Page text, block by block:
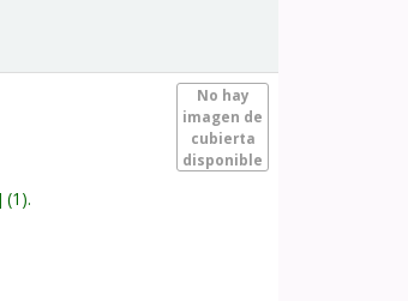
No hay
imagen de
cubierta
disponible
(1).